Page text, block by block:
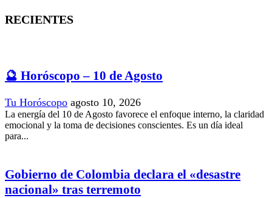
RECIENTES
🔮 Horóscopo – 10 de Agosto
Tu Horóscopo agosto 10, 2026
La energía del 10 de Agosto favorece el enfoque interno, la claridad
emocional y la toma de decisiones conscientes. Es un día ideal
para...
Gobierno de Colombia declara el «desastre
nacional» tras terremoto